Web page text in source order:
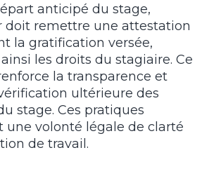
anticipé du stage,
doit remettre une attestation
la gratification versée,
les droits du stagiaire. Ce
la transparence et
ultérieure des
stage. Ces pratiques
une volonté légale de clarté
de travail.